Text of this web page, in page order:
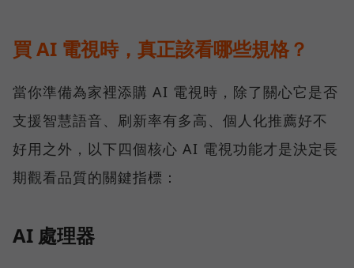
買 AI 電視時，真正該看哪些規格？
當你準備為家裡添購 AI 電視時，除了關心它是否
支援智慧語音、刷新率有多高、個人化推薦好不
好用之外，以下四個核心 AI 電視功能才是決定長
期觀看品質的關鍵指標：
AI 處理器